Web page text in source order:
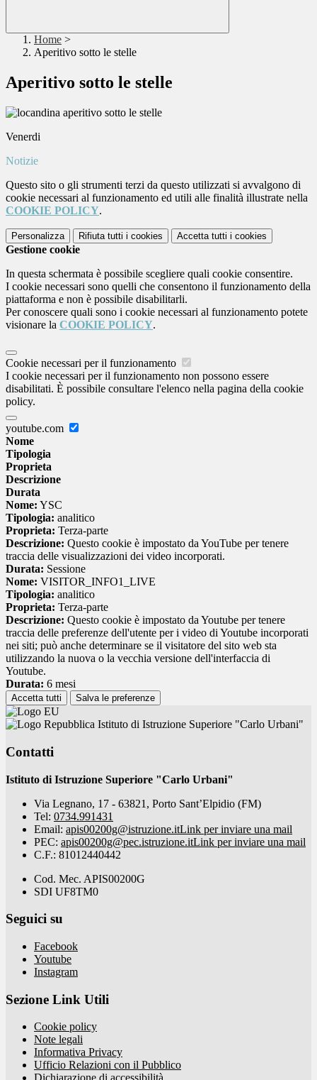
Home >
Aperitivo sotto le stelle
Aperitivo sotto le stelle
Venerdi
Notizie
Questo sito o gli strumenti terzi da questo utilizzati si avvalgono di
cookie necessari al funzionamento ed utili alle finalità illustrate nella
COOKIE POLICY.
Personalizza Rifiuta tutti i cookies Accetta tutti i cookies
Gestione cookie
In questa schermata è possibile scegliere quali cookie consentire.
I cookie necessari sono quelli che consentono il funzionamento della
piattaforma e non è possibile disabilitarli.
Per conoscere quali sono i cookie necessari al funzionamento potete
visionare la COOKIE POLICY.
Cookie necessari per il funzionamento
I cookie necessari per il funzionamento non possono essere
disabilitati. È possibile consultare l'elenco nella pagina della cookie
policy.
youtube.com
Nome
Tipologia
Proprieta
Descrizione
Durata
Nome: YSC
Tipologia: analitico
Proprieta: Terza-parte
Descrizione: Questo cookie è impostato da YouTube per tenere
traccia delle visualizzazioni dei video incorporati.
Durata: Sessione
Nome: VISITOR_INFO1_LIVE
Tipologia: analitico
Proprieta: Terza-parte
Descrizione: Questo cookie è impostato da Youtube per tenere
traccia delle preferenze dell'utente per i video di Youtube incorporati
nei siti; può anche determinare se il visitatore del sito web sta
utilizzando la nuova o la vecchia versione dell'interfaccia di
Youtube.
Durata: 6 mesi
Accetta tutti Salva le preferenze
Istituto di Istruzione Superiore "Carlo Urbani"
Contatti
Istituto di Istruzione Superiore "Carlo Urbani"
Via Legnano, 17 - 63821, Porto Sant’Elpidio (FM)
Tel: 0734.991431
Email: apis00200g@istruzione.itLink per inviare una mail
PEC: apis00200g@pec.istruzione.itLink per inviare una mail
C.F.: 81012440442
Cod. Mec. APIS00200G
SDI UF8TM0
Seguici su
Facebook
Youtube
Instagram
Sezione Link Utili
Cookie policy
Note legali
Informativa Privacy
Ufficio Relazioni con il Pubblico